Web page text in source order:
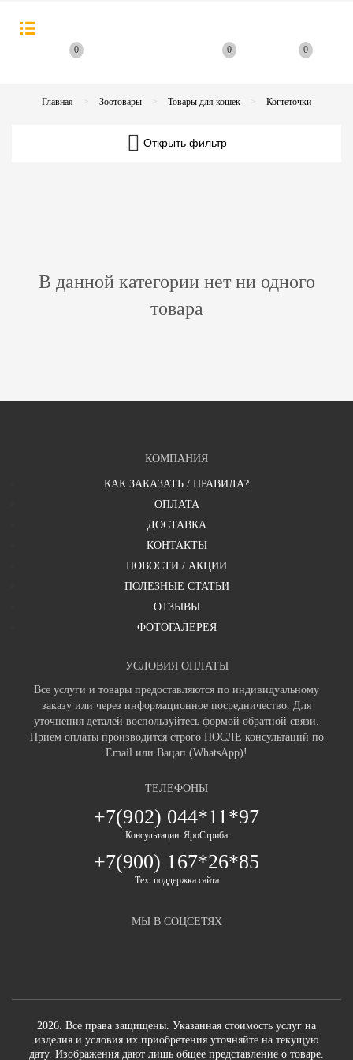
0 0 0
Главная Зоотовары Товары для кошек Когтеточки
Открыть фильтр
В данной категории нет ни одного
товара
КОМПАНИЯ
КАК ЗАКАЗАТЬ / ПРАВИЛА?
ОПЛАТА
ДОСТАВКА
КОНТАКТЫ
НОВОСТИ / АКЦИИ
ПОЛЕЗНЫЕ СТАТЬИ
ОТЗЫВЫ
ФОТОГАЛЕРЕЯ
УСЛОВИЯ ОПЛАТЫ
Все услуги и товары предоставляются по индивидуальному
заказу или через информационное посредничество. Для
уточнения деталей воспользуйтесь формой обратной связи.
Прием оплаты производится строго ПОСЛЕ консультаций по
Email или Вацап (WhatsApp)!
ТЕЛЕФОНЫ
+7(902) 044*11*97
Консультации: ЯроСтриба
+7(900) 167*26*85
Тех. поддержка сайта
МЫ В СОЦСЕТЯХ
2026. Все права защищены. Указанная стоимость услуг на
изделия и условия их приобретения уточняйте на текущую
дату. Изображения дают лишь общее представление о товаре.